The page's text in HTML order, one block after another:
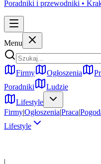
Poradniki i przewodniki •
Menu
Firmy Ogłoszenia
Poradniki
Ludzie
Lifestyle
Firmy|Ogłoszenia|Praca|
Lifestyle
|